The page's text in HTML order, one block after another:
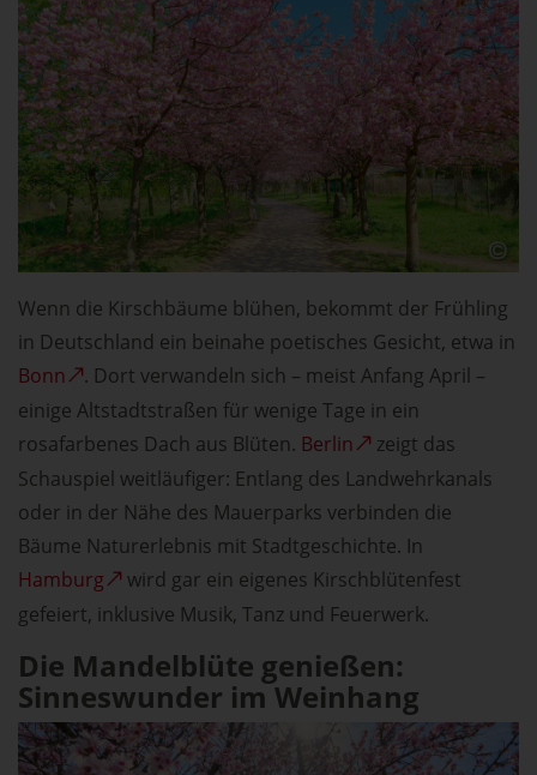
Wenn die Kirschbäume blühen, bekommt der Frühling
in Deutschland ein beinahe poetisches Gesicht, etwa in
Bonn
. Dort verwandeln sich – meist Anfang April –
einige Altstadtstraßen für wenige Tage in ein
rosafarbenes Dach aus Blüten. Berlin
zeigt das
Schauspiel weitläufiger: Entlang des Landwehrkanals
oder in der Nähe des Mauerparks verbinden die
Bäume Naturerlebnis mit Stadtgeschichte. In
Hamburg
wird gar ein eigenes Kirschblütenfest
gefeiert, inklusive Musik, Tanz und Feuerwerk.
Die Mandelblüte genießen:
Sinneswunder im Weinhang